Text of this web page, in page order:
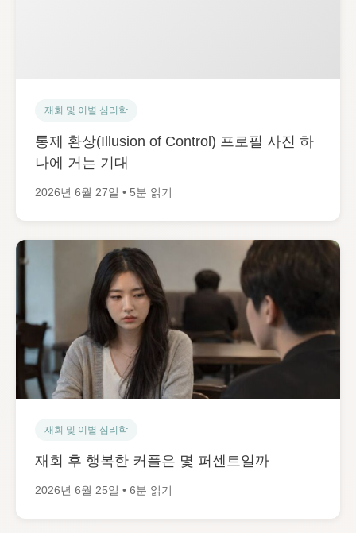
재회 및 이별 심리학
통제 환상(Illusion of Control) 프로필 사진 하
나에 거는 기대
2026년 6월 27일 • 5분 읽기
재회 및 이별 심리학
재회 후 행복한 커플은 몇 퍼센트일까
2026년 6월 25일 • 6분 읽기